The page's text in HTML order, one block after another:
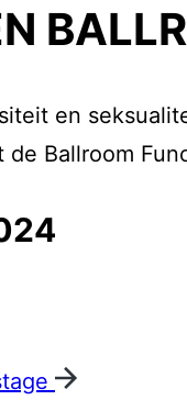
en
de Ballroom